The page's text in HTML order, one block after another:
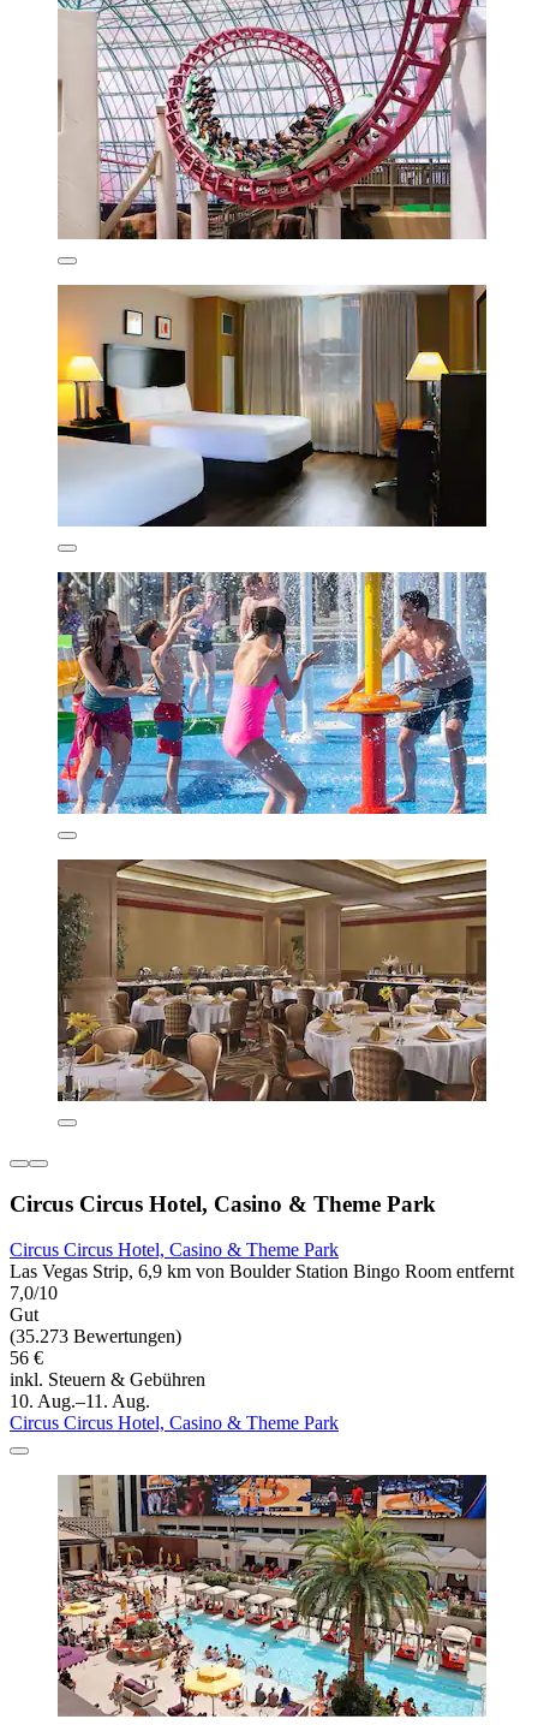
Circus Circus Hotel, Casino & Theme Park
Circus Circus Hotel, Casino & Theme Park
Las Vegas Strip, 6,9 km von Boulder Station Bingo Room entfernt
7,0/10
Gut
(35.273 Bewertungen)
56 €
inkl. Steuern & Gebühren
10. Aug.–11. Aug.
Circus Circus Hotel, Casino & Theme Park